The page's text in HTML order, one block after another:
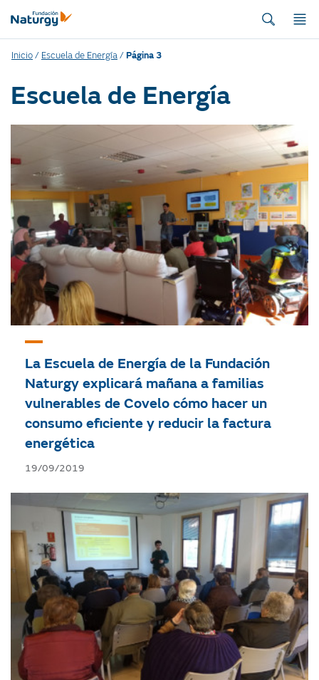
Inicio/ Escuela de Energía/Página 3
Escuela de Energía
La Escuela de Energía de la Fundación
Naturgy explicará mañana a familias
vulnerables de Covelo cómo hacer un
consumo eficiente y reducir la factura
energética
19/09/2019